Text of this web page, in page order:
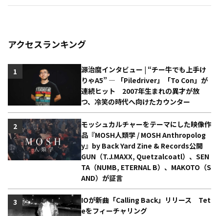
アクセスランキング
源治麿インタビュー | “チー牛でも上手け
りゃA5” ― 「Piledriver」「To Con」が
連続ヒット 2007年生まれの異才が放
つ、冷笑の時代へ向けたカウンター
1
モッシュカルチャーをテーマにした映像作
品『MOSH人類学 / MOSH Anthropolog
y』by Back Yard Zine & Records公開
GUN（T.J.MAXX, Quetzalcoatl）、SEN
TA（NUMB, ETERNAL B）、MAKOTO（S
AND）が証言
2
IOが新曲「Calling Back」リリース Tet
eをフィーチャリング
3